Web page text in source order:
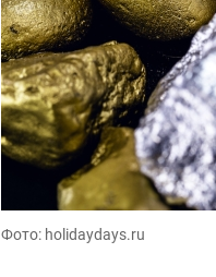
Фото: holidaydays.ru